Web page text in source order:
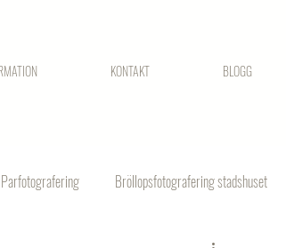
KONTAKT BLOGG
Parfotografering Bröllopsfotografering stadshuset